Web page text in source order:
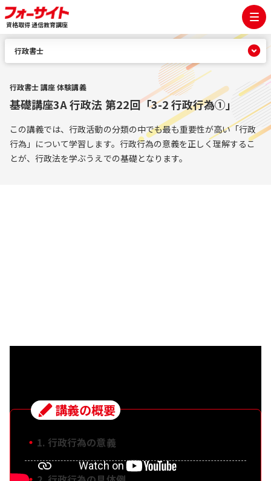
資格取得 通信教育講座
行政書士 講座 体験講義
基礎講座3A 行政法 第22回「3-2 行政行為①」
この講義では、行政活動の分類の中でも最も重要性が高い「行政
行為」について学習します。行政行為の意義を正しく理解するこ
とが、行政法を学ぶうえでの基礎となります。
・ 1. 行政行為の意義
講義の概要
行政書士